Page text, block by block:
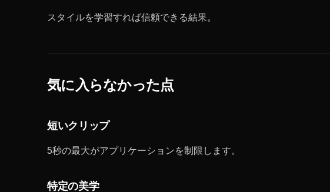
スタイルを学習すれば信頼できる結果。
気に入らなかった点
短いクリップ
5秒の最大がアプリケーションを制限します。
特定の美学